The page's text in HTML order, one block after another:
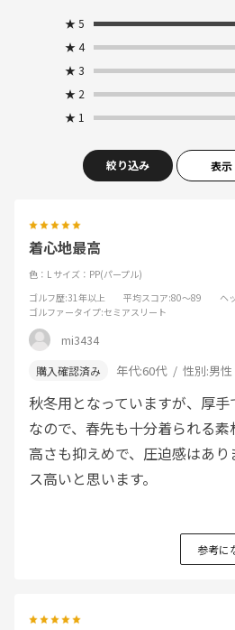
★ 5
★ 4
★ 3
★ 2
★ 1
絞り込み 表示
着心地最高
色：L サイズ：PP(パープル)
ゴルフ歴:31年以上 平均スコア:80～89 ヘ
ゴルファータイプ:セミアスリート
mi3434
年代:60代 性別:男性
秋冬用となっていますが、厚
なので、春先も十分着られる
高さも抑えめで、圧迫感はあ
ス高いと思います。
参考に